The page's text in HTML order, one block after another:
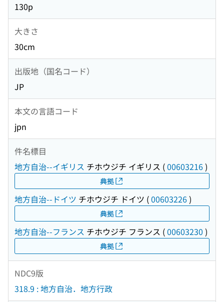
130p
大きさ
30cm
出版地（国名コード）
JP
本文の言語コード
jpn
件名標目
地方自治--イギリス チホウジチ イギリス (00603216)
典拠
地方自治--ドイツ チホウジチ ドイツ (00603226)
典拠
地方自治--フランス チホウジチ フランス (00603230 )
典拠
NDC9版
318.9 : 地方自治．地方行政